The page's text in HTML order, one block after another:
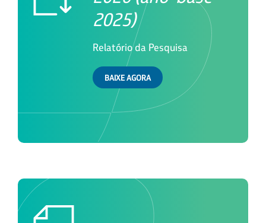
2025)
Relatório da Pesquisa
BAIXE AGORA